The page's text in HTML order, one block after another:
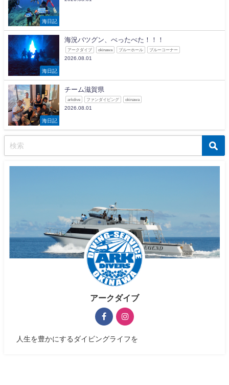
海日記
海日記
海況バツグン、べったべた！！！
アークダイブ okinawa ブルーホール ブルーコーナー
2026.08.01
海日記
チーム滋賀県
arkdive ファンダイビング okinawa
2026.08.01
アークダイブ
人生を豊かにするダイビングライフを